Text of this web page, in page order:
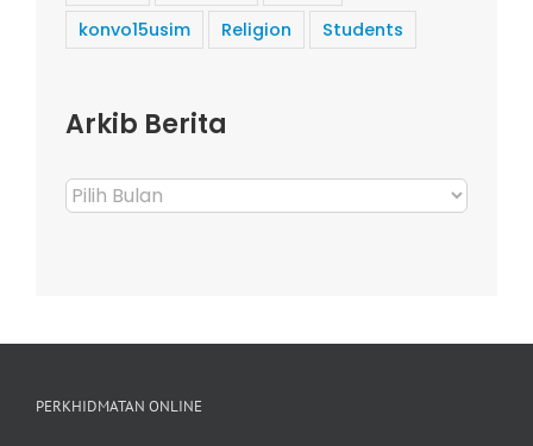
konvo15usim
Religion Students
Arkib Berita
Arkib
Berita
PERKHIDMATAN ONLINE